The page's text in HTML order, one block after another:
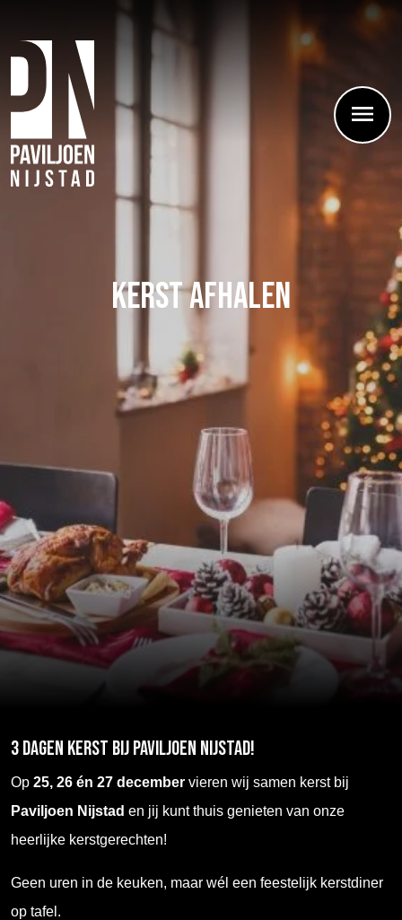
Kerst afhalen
3 Dagen Kerst bij Paviljoen Nijstad!
Op 25, 26 én 27 december vieren wij samen kerst bij
Paviljoen Nijstad en jij kunt thuis genieten van onze
heerlijke kerstgerechten!
Geen uren in de keuken, maar wél een feestelijk kerstdiner
op tafel.